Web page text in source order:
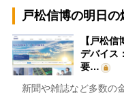
戸松信博の明日の
【戸松
デバイス
要…
新聞や雑誌など多数の